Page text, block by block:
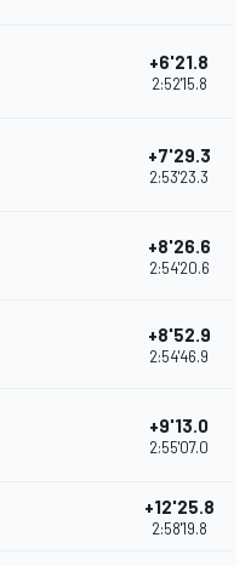
+6'21.8
2:52'15.8
+7'29.3
2:53'23.3
+8'26.6
2:54'20.6
+8'52.9
2:54'46.9
+9'13.0
2:55'07.0
+12'25.8
2:58'19.8